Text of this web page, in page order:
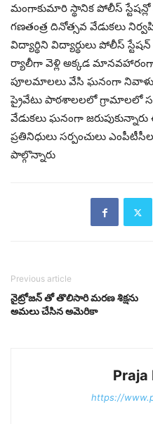
మంగాకుమారి స్థానిక పోలీస్
గణతంత్ర దినోత్సవ వేడుకలు
విద్యార్థిని విద్యార్థులు పోలీస్
ర్యాలీగా వెళ్లి అక్కడ మానవహారంగా
పూలమాలలు వేసి ఘనంగా
ప్రైవేటు పాఠశాలలలో గ్రామాలలో
వేడుకలు ఘనంగా
ప్రతినిధులు సర్పంచులు
పాల్గొన్నారు
Previous article
నైట్రోజన్ తో తొలిసారి మరణ శిక్షను
అమలు చేసిన అమెరికా
Praja
https://